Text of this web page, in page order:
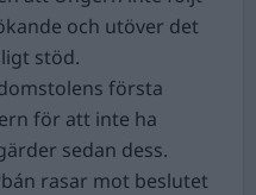
och utöver det
stöd.
första
för att inte ha
sedan dess.
rasar mot beslutet